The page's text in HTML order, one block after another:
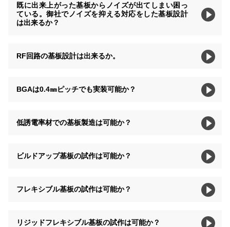
既に出来上がった基板からノイズが出てしまい困っ
ている。御社でノイズを抑える対応をした基板設計
は出来るか？
RF回路の基板設計は出来るか。
BGAは0.4㎜ピッチでも実装可能か？
低誘電率材での基板製造は可能か？
ビルドアップ基板の試作は可能か？
フレキシブル基板の試作は可能か？
リジッドフレキシブル基板の試作は可能か？